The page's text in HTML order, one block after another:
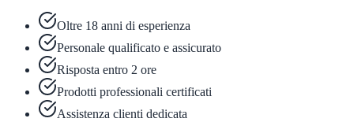
Oltre 18 anni di esperienza
Personale qualificato e assicurato
Risposta entro 2 ore
Prodotti professionali certificati
Assistenza clienti dedicata